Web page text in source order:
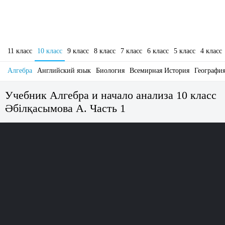
11 класс 10 класс 9 класс 8 класс 7 класс 6 класс 5 класс 4 класс
Алгебра Английский язык Биология Всемирная История География
Учебник Алгебра и начало анализа 10 класс
Әбілқасымова А. Часть 1